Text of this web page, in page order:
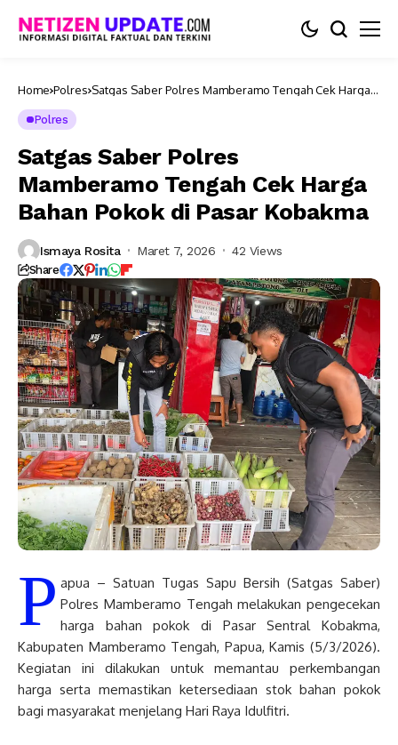
Home Polres Satgas Saber Polres Mamberamo Tengah Cek Harga
Polres
Satgas Saber Polres
Mamberamo Tengah Cek Harga
Bahan Pokok di Pasar Kobakma
Ismaya Rosita Maret 7, 2026 42 Views
Share
P apua – Satuan Tugas Sapu Bersih (Satgas Saber)
Polres Mamberamo Tengah melakukan pengecekan
harga bahan pokok di Pasar Sentral Kobakma,
Kabupaten Mamberamo Tengah, Papua, Kamis (5/3/2026).
Kegiatan ini dilakukan untuk memantau perkembangan
harga serta memastikan ketersediaan stok bahan pokok
bagi masyarakat menjelang Hari Raya Idulfitri.